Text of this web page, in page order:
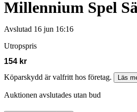
Millennium Spel
Avslutad 16 jun 16:16
Utropspris
154 kr
Köparskydd är valfritt hos företag.
Läs
Auktionen avslutades utan bud